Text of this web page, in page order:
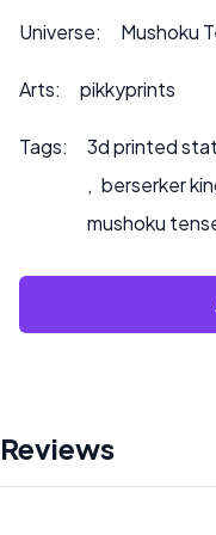
Veuillez nous
souhaitez que nous
Universe: Mushoku
Arts: pikkyprints
Tags: 3d printed
, berserker
mushoku
Reviews